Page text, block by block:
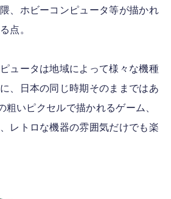
、ホビーコンピュータ等が描かれ
点。
ュータは地域によって様々な機種
、日本の同じ時期そのままではあ
粗いピクセルで描かれるゲーム、
レトロな機器の雰囲気だけでも楽